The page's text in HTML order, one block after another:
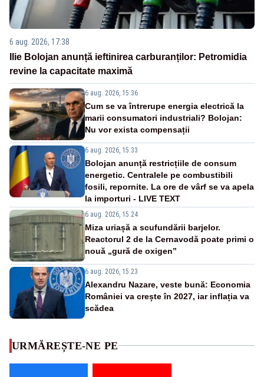
6 aug. 2026, 17:38
Ilie Bolojan anunță ieftinirea carburanților: Petromidia
revine la capacitate maximă
6 aug. 2026, 15:36
Cum se va întrerupe energia electrică la
marii consumatori industriali? Bolojan:
Nu vor exista compensații
6 aug. 2026, 15:33
Bolojan anunță restricțiile de consum
energetic. Centralele pe combustibili
fosili, repornite. La ore de vârf se va apela
la importuri - LIVE TEXT
6 aug. 2026, 15:24
Miza uriașă a scufundării barjelor.
Reactorul 2 de la Cernavodă poate primi o
nouă „gură de oxigen”
6 aug. 2026, 15:23
Alexandru Nazare, veste bună: Economia
României va crește în 2027, iar inflația va
scădea
URMĂREȘTE-NE PE